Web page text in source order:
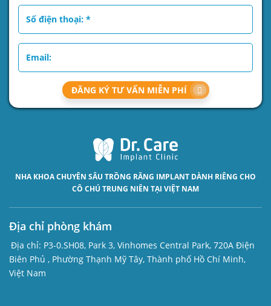
ĐĂNG KÝ TƯ VẤN MIỄN PHÍ
NHA KHOA CHUYÊN SÂU TRỒNG RĂNG IMPLANT DÀNH RIÊNG CHO
CÔ CHÚ TRUNG NIÊN TẠI VIỆT NAM
Địa chỉ phòng khám
Địa chỉ: P3-0.SH08, Park 3, Vinhomes Central Park, 720A Điện
Biên Phủ , Phường Thạnh Mỹ Tây, Thành phố Hồ Chí Minh,
Việt Nam